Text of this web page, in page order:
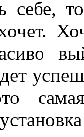
себе,
самая